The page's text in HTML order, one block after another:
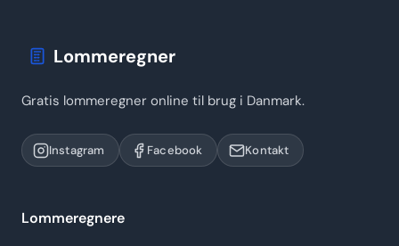
Lommeregner
Gratis lommeregner online til brug i Danmark.
Instagram Facebook Kontakt
Lommeregnere